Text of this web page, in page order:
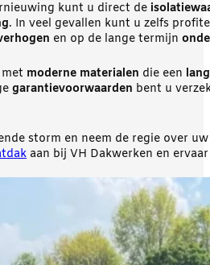
kunt u direct de
. In veel gevallen kunt u zelfs
en op de lange termijn
moderne materialen die een
garantievoorwaarden bent u
storm en neem de regie over
aan bij VH Dakwerken en